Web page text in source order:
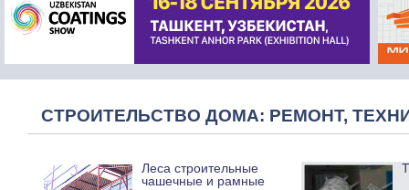
СТРОИТЕЛЬСТВО ДОМА: РЕМОНТ,
Леса строительные
чашечные и рамные